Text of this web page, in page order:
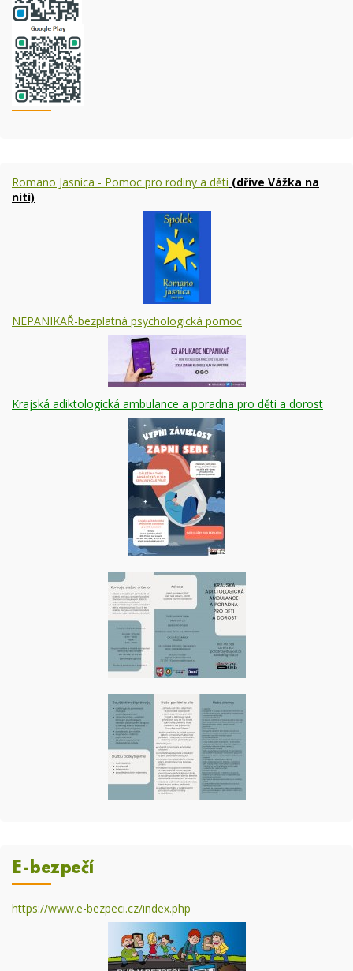
Romano Jasnica - Pomoc pro rodiny a děti (dříve Vážka na
niti)
NEPANIKAŘ-bezplatná psychologická pomoc
Krajská adiktologická ambulance a poradna pro děti a dorost
E-bezpečí
https://www.e-bezpeci.cz/index.php